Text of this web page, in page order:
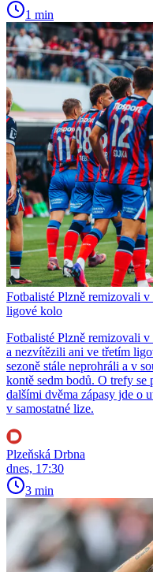
1 min
Fotbalisté Plzně remizovali
ligové kolo
Fotbalisté Plzně remizovali
a nezvítězili ani ve třetím
sezoně stále neprohráli a v
kontě sedm bodů. O trefy se
dalšími dvěma zápasy jde o
v samostatné lize.
Plzeňská Drbna
dnes, 17:30
3 min